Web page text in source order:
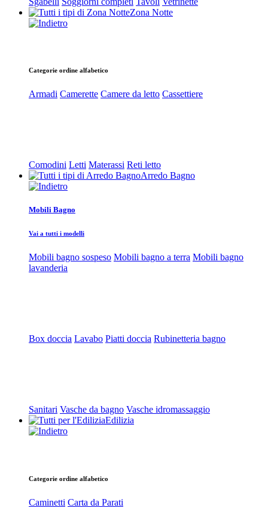
Zona Notte
Categorie ordine alfabetico
Armadi Camerette Camere da letto Cassettiere
Comodini Letti Materassi Reti letto
Arredo Bagno
Mobili Bagno
Vai a tutti i modelli
Mobili bagno sospeso Mobili bagno a terra Mobili bagno
lavanderia
Box doccia Lavabo Piatti doccia Rubinetteria bagno
Sanitari Vasche da bagno Vasche idromassaggio
Edilizia
Categorie ordine alfabetico
Caminetti Carta da Parati